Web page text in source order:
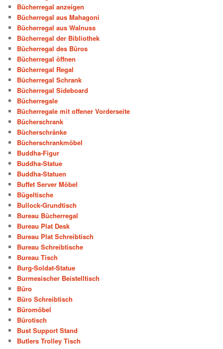
Bücherregal anzeigen
Bücherregal aus Mahagoni
Bücherregal aus Walnuss
Bücherregal der Bibliothek
Bücherregal des Büros
Bücherregal öffnen
Bücherregal Regal
Bücherregal Schrank
Bücherregal Sideboard
Bücherregale
Bücherregale mit offener Vorderseite
Bücherschrank
Bücherschränke
Bücherschrankmöbel
Buddha-Figur
Buddha-Statue
Buddha-Statuen
Buffet Server Möbel
Bügeltische
Bullock-Grundtisch
Bureau Bücherregal
Bureau Plat Desk
Bureau Plat Schreibtisch
Bureau Schreibtische
Bureau Tisch
Burg-Soldat-Statue
Burmesischer Beistelltisch
Büro
Büro Schreibtisch
Büromöbel
Bürotisch
Bust Support Stand
Butlers Trolley Tisch